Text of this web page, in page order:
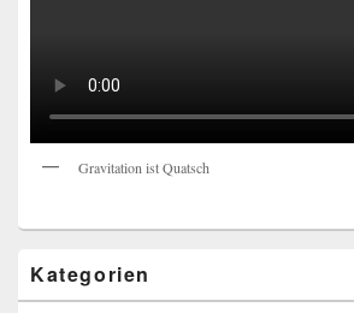
Gravitation ist Quatsch
Kategorien